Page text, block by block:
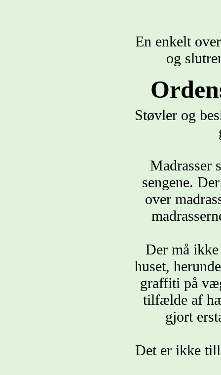
En enkelt
og
Støvler og
Madrasser
sengene.
over
Der må
huset,
graffiti på
tilfælde af
gjort
Det er ikke